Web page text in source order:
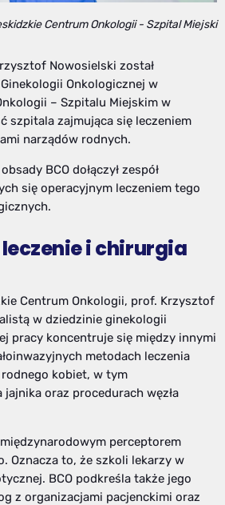
Centrum Onkologii - Szpital Miejski
Nowosielski został
Onkologicznej w
– Szpitalu Miejskim w
szpitala zajmująca się leczeniem
narządów rodnych.
BCO dołączył zespół
się operacyjnym leczeniem tego
i chirurgia
Centrum Onkologii, prof. Krzysztof
w dziedzinie ginekologii
pracy koncentruje się między innymi
metodach leczenia
kobiet, w tym
oraz procedurach węzła
perceptorem
Oznacza to, że szkoli lekarzy w
BCO podkreśla także jego
z organizacjami pacjenckimi oraz